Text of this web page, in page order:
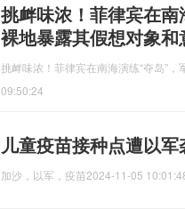
挑衅味浓！菲律宾在
裸地暴露其假想对象和
挑衅味浓！菲律宾在南海演练“夺岛”
09:50:24
儿童疫苗接种点遭以
加沙，以军，疫苗2024-11-05